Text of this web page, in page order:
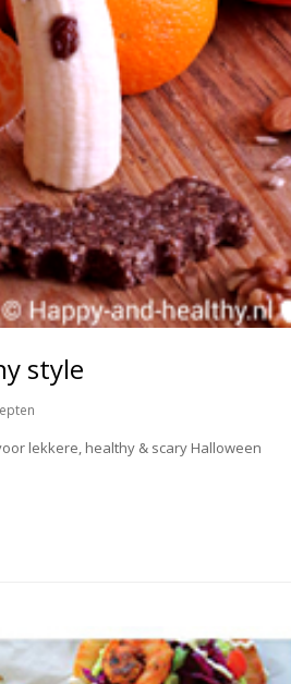
style
lekkere, healthy & scary Halloween